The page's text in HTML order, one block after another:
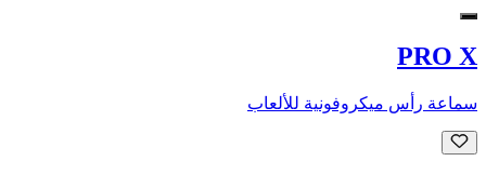
PRO X
سماعة رأس ميكروفونية للألعاب